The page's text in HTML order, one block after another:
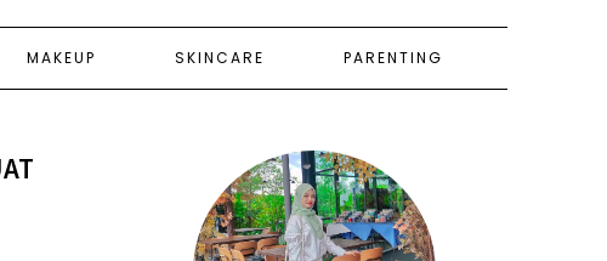
MAKEUP SKINCARE PARENTING